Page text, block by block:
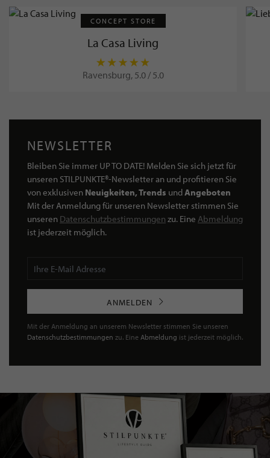
CONCEPT STORE
La Casa Living
Ravensburg, 5.0 / 5.0
NEWSLETTER
Bleiben Sie immer UP TO DATE! Melden Sie sich jetzt für
unseren STILPUNKTE®-Newsletter an und profitieren Sie
von exklusiven Neuigkeiten, Trends undAngeboten
Mit der Anmeldung für unseren Newsletter stimmen Sie
unseren Datenschutzbestimmungen zu. Eine Abmeldung
ist jederzeit möglich.
ANMELDEN
Mit der Anmeldung an unserem Newsletter stimmen Sie unseren
Datenschutzbestimmungen zu. Eine Abmeldung ist jederzeit möglich.